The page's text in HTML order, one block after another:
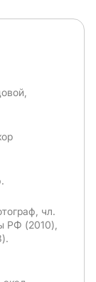
чл.
РФ (2010),